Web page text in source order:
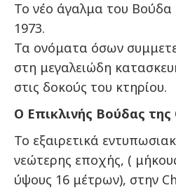
Το νέο άγαλμα του Βούδα
1973.
Τα ονόματα όσων
στη μεγαλειώδη
στις δοκούς του κτηρίου.
Ο Επικλινής Βούδας
Το εξαιρετικά
νεώτερης εποχής, (
ύψους 16 μέτρων), στην